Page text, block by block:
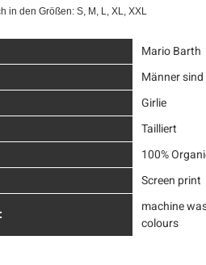
in den Größen: S, M, L, XL, XXL
Mario Barth
Männer
Girlie
Tailliert
100%
Screen print
machine
colours